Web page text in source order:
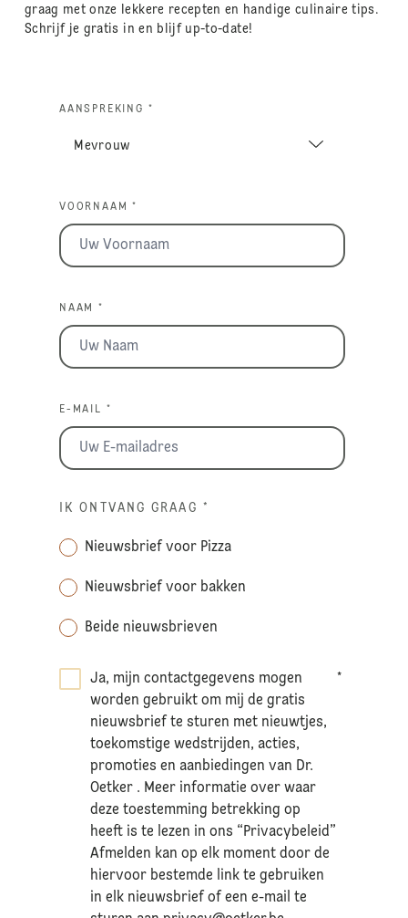
graag met onze lekkere recepten en handige culinaire tips.
Schrijf je gratis in en blijf up-to-date!
AANSPREKING *
VOORNAAM *
NAAM *
E-MAIL *
IK ONTVANG GRAAG *
Nieuwsbrief voor Pizza
Nieuwsbrief voor bakken
Beide nieuwsbrieven
Ja, mijn contactgegevens mogen
worden gebruikt om mij de gratis
nieuwsbrief te sturen met nieuwtjes,
toekomstige wedstrijden, acties,
promoties en aanbiedingen van Dr.
Oetker . Meer informatie over waar
deze toestemming betrekking op
heeft is te lezen in ons “Privacybeleid”
Afmelden kan op elk moment door de
hiervoor bestemde link te gebruiken
in elk nieuwsbrief of een e-mail te
*